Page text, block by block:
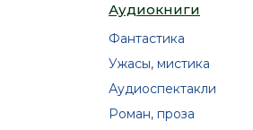
Аудиокниги
Фантастика
Ужасы, мистика
Аудиоспектакли
Роман, проза